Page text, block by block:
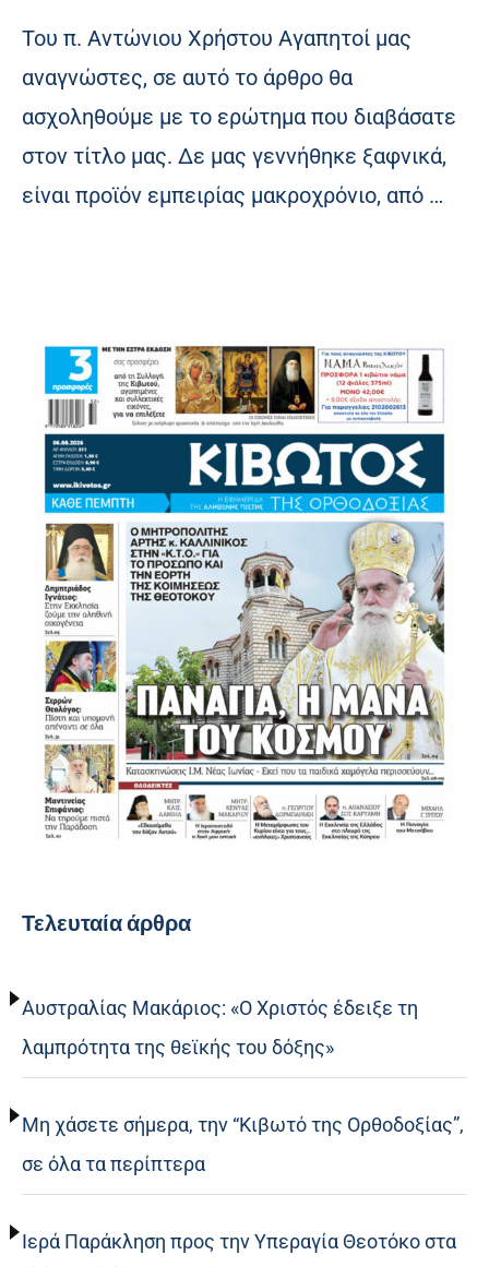
Του π. Αντώνιου Χρήστου Αγαπητοί μας
αναγνώστες, σε αυτό το άρθρο θα
ασχοληθούμε με το ερώτημα που διαβάσατε
στον τίτλο μας. Δε μας γεννήθηκε ξαφνικά,
είναι προϊόν εμπειρίας μακροχρόνιο, από …
Τελευταία άρθρα
Αυστραλίας Μακάριος: «Ο Χριστός έδειξε τη
λαμπρότητα της θεϊκής του δόξης»
Μη χάσετε σήμερα, την “Κιβωτό της Ορθοδοξίας”,
σε όλα τα περίπτερα
Ιερά Παράκληση προς την Υπεραγία Θεοτόκο στα